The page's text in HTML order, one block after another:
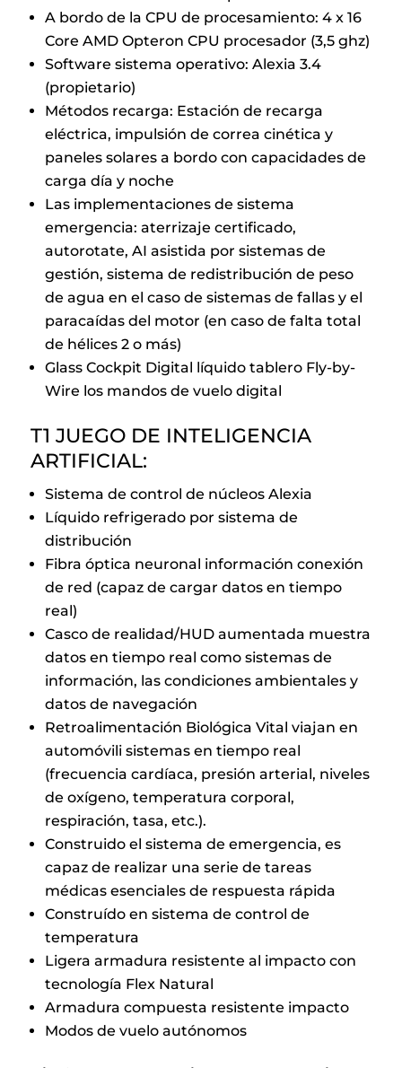
A bordo de la CPU de procesamiento: 4 x 16
Core AMD Opteron CPU procesador (3,5 ghz)
Software sistema operativo: Alexia 3.4
(propietario)
Métodos recarga: Estación de recarga
eléctrica, impulsión de correa cinética y
paneles solares a bordo con capacidades de
carga día y noche
Las implementaciones de sistema
emergencia: aterrizaje certificado,
autorotate, AI asistida por sistemas de
gestión, sistema de redistribución de peso
de agua en el caso de sistemas de fallas y el
paracaídas del motor (en caso de falta total
de hélices 2 o más)
Glass Cockpit Digital líquido tablero Fly-by-
Wire los mandos de vuelo digital
T1 JUEGO DE INTELIGENCIA
ARTIFICIAL:
Sistema de control de núcleos Alexia
Líquido refrigerado por sistema de
distribución
Fibra óptica neuronal información conexión
de red (capaz de cargar datos en tiempo
real)
Casco de realidad/HUD aumentada muestra
datos en tiempo real como sistemas de
información, las condiciones ambientales y
datos de navegación
Retroalimentación Biológica Vital viajan en
automóvili sistemas en tiempo real
(frecuencia cardíaca, presión arterial, niveles
de oxígeno, temperatura corporal,
respiración, tasa, etc.).
Construido el sistema de emergencia, es
capaz de realizar una serie de tareas
médicas esenciales de respuesta rápida
Construído en sistema de control de
temperatura
Ligera armadura resistente al impacto con
tecnología Flex Natural
Armadura compuesta resistente impacto
Modos de vuelo autónomos